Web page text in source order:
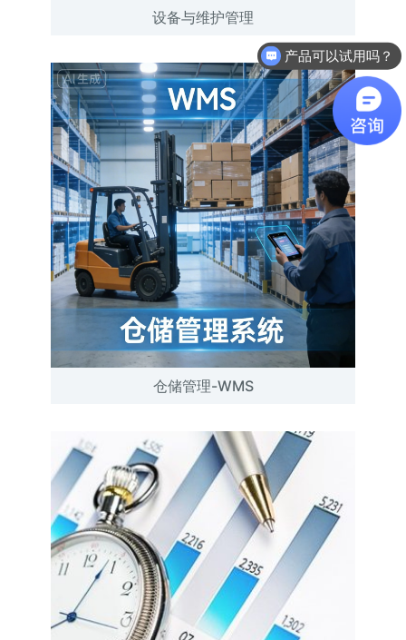
设备与维护管理
仓储管理-WMS
产品可以试用吗？